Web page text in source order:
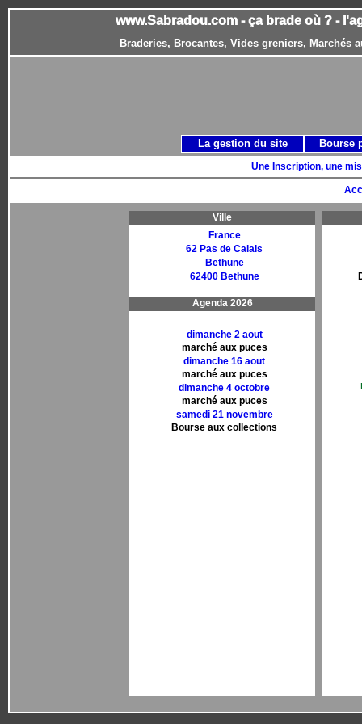
www.Sabradou.com - ça brade où ? -
Braderies, Brocantes, Vides greniers, Marchés
Une Inscription, une
Ville
France
62 Pas de Calais
Bethune
62400 Bethune
Agenda 2026
dimanche 2 aout
marché aux puces
dimanche 16 aout
marché aux puces
dimanche 4 octobre
marché aux puces
samedi 21 novembre
Bourse aux collections
La gestion du site Bourse